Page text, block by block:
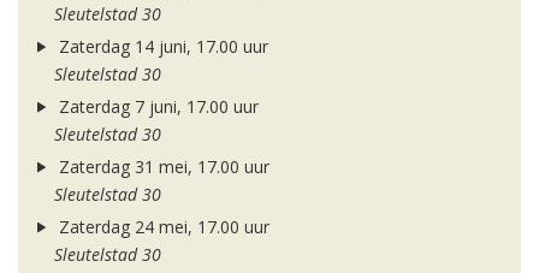
Sleutelstad 30
Zaterdag 14 juni, 17.00 uur
Sleutelstad 30
Zaterdag 7 juni, 17.00 uur
Sleutelstad 30
Zaterdag 31 mei, 17.00 uur
Sleutelstad 30
Zaterdag 24 mei, 17.00 uur
Sleutelstad 30